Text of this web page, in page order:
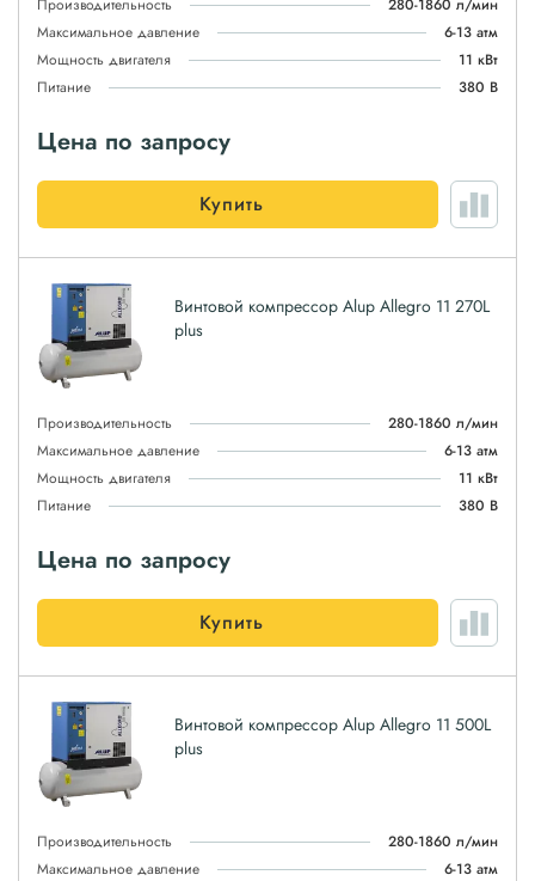
Производительность
280-1860 л/мин
Максимальное давление
6-13 атм
Мощность двигателя
11 кВт
Питание
380 В
Цена по запросу
Купить
Винтовой компрессор Alup Allegro 11 270L
plus
Производительность
280-1860 л/мин
Максимальное давление
6-13 атм
Мощность двигателя
11 кВт
Питание
380 В
Цена по запросу
Купить
Винтовой компрессор Alup Allegro 11 500L
plus
Производительность
280-1860 л/мин
Максимальное давление
6-13 атм